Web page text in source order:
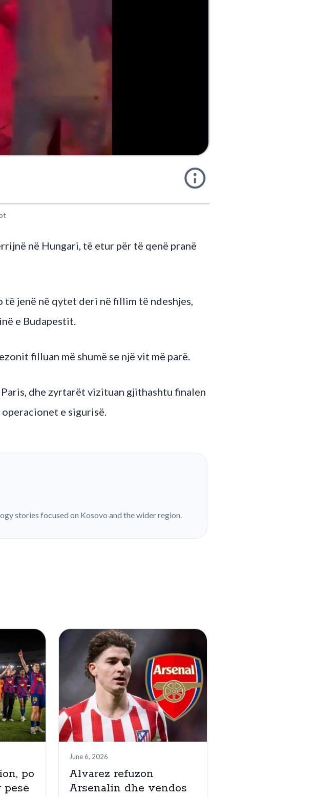
në Hungari, të etur për të qenë pranë
jenë në qytet deri në fillim të ndeshjes,
e Budapestit.
filluan më shumë se një vit më parë.
dhe zyrtarët vizituan gjithashtu finalen
e sigurisë.
stories focused on Kosovo and the wider region.
po
pesë
June 6, 2026
Alvarez refuzon
Arsenalin dhe vendos